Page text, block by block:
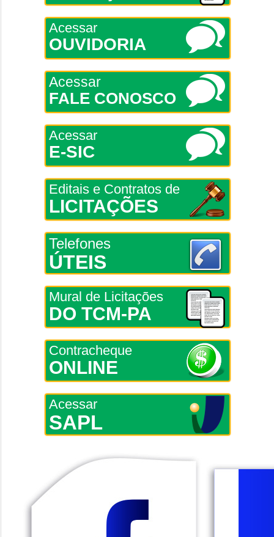
Acessar
OUVIDORIA
Acessar
FALE CONOSCO
Acessar
E-SIC
Editais e Contratos de
LICITAÇÕES
Telefones
ÚTEIS
Mural de Licitações
DO TCM-PA
Contracheque
ONLINE
Acessar
SAPL